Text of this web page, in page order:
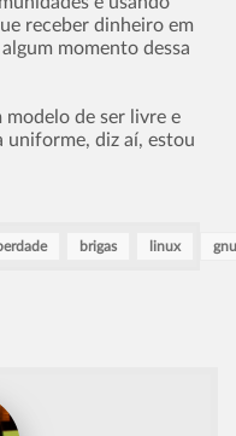
receber dinheiro em
momento dessa
modelo de ser livre e
uniforme, diz aí­, estou
brigas linux gnu